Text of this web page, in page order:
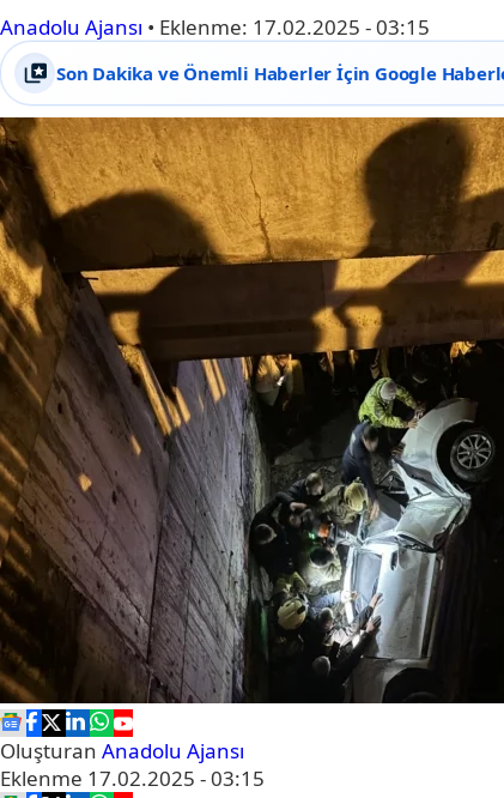
Anadolu Ajansı • Eklenme: 17.02.2025 - 03:15
Son Dakika ve Önemli Haberler İçin Google
Oluşturan Anadolu Ajansı
Eklenme 17.02.2025 - 03:15